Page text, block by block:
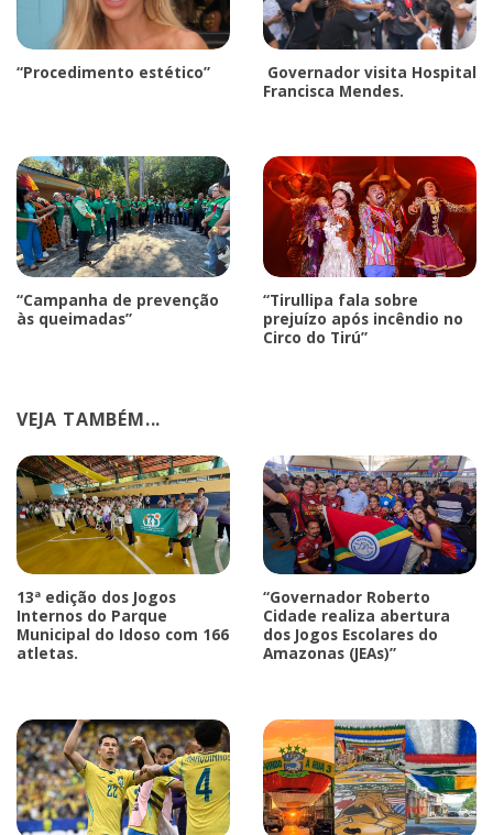
“Procedimento estético”
Governador visita Hospital
Francisca Mendes.
“Campanha de prevenção
às queimadas”
“Tirullipa fala sobre
prejuízo após incêndio no
Circo do Tirú”
VEJA TAMBÉM...
13ª edição dos Jogos
Internos do Parque
Municipal do Idoso com 166
atletas.
“Governador Roberto
Cidade realiza abertura
dos Jogos Escolares do
Amazonas (JEAs)”